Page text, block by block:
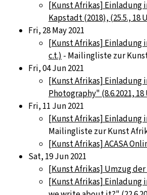
[Kunst Afrikas] Einladung
Kapstadt (2018), (25.5., 18
Fri, 28 May 2021
[Kunst Afrikas] Einladung
c.t.) - Mailingliste zur
Fri, 04 Jun 2021
[Kunst Afrikas] Einladung
Photography" (8.6.2021, 18
Fri, 11 Jun 2021
[Kunst Afrikas] Einladung
Mailingliste zur Kunst
[Kunst Afrikas] ACASA
Sat, 19 Jun 2021
[Kunst Afrikas] Umzug
[Kunst Afrikas] Einladung